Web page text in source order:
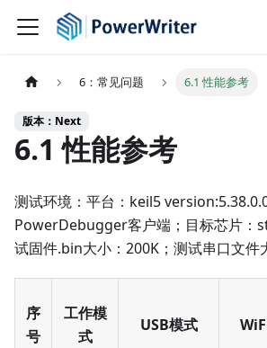
6：常见问题 6.1 性能参考
版本：Next
6.1 性能参考
测试环境：平台：keil5 version:5.38.0.0
PowerDebugger客户端；目标芯片：
试固件.bin大小：200K；测试串口文件
序
号
工作模
式
USB模式